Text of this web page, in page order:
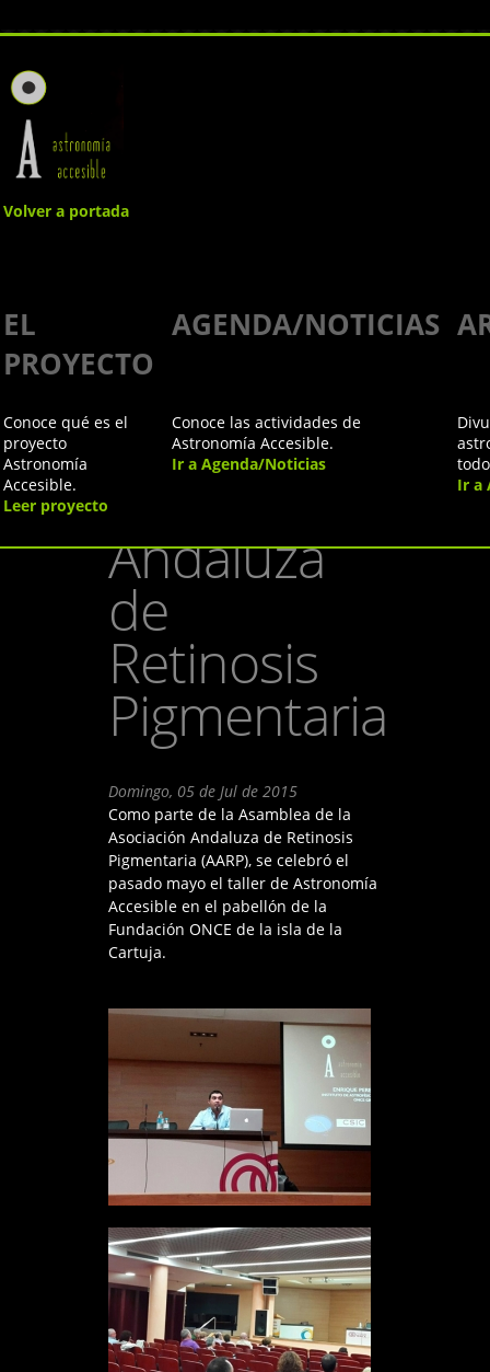
Volver a portada
EL
PROYECTO
AGENDA/NOTICIAS
Conoce qué es el
proyecto
Astronomía
Accesible.
Leer proyecto
Conoce las actividades de
Astronomía Accesible.
Ir a Agenda/Noticias
Ir a
Astroaccesible
en la
asamblea
de la
Andaluza
de
Retinosis
Pigmentaria
Domingo, 05 de Jul de 2015
Como parte de la Asamblea de la
Asociación Andaluza de Retinosis
Pigmentaria (AARP), se celebró el
pasado mayo el taller de Astronomía
Accesible en el pabellón de la
Fundación ONCE de la isla de la
Cartuja.